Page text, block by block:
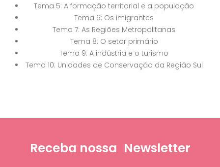
Tema 5: A formação territorial e a população
Tema 6: Os imigrantes
Tema 7: As Regiões Metropolitanas
Tema 8: O setor primário
Tema 9: A indústria e o turismo
Tema 10: Unidades de Conservação da Região Sul
Receba nossa Newsletter